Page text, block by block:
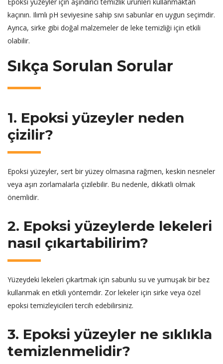
kaçının. Ilımlı pH seviyesine sahip sıvı sabunlar en uygun seçimdir.
Ayrıca, sirke gibi doğal malzemeler de leke temizliği için etkili
olabilir.
Sıkça Sorulan Sorular
1. Epoksi yüzeyler neden
çizilir?
Epoksi yüzeyler, sert bir yüzey olmasına rağmen, keskin nesneler
veya aşırı zorlamalarla çizilebilir. Bu nedenle, dikkatli olmak
önemlidir.
2. Epoksi yüzeylerde lekeleri
nasıl çıkartabilirim?
Yüzeydeki lekeleri çıkartmak için sabunlu su ve yumuşak bir bez
kullanmak en etkili yöntemdir. Zor lekeler için sirke veya özel
epoksi temizleyicileri tercih edebilirsiniz.
3. Epoksi yüzeyler ne sıklıkla
temizlenmelidir?